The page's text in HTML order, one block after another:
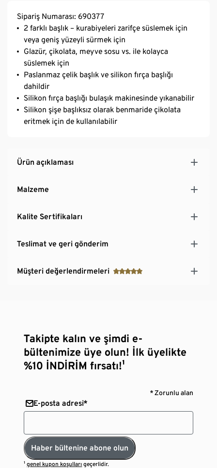
Sipariş Numarası: 690377
2 farklı başlık – kurabiyeleri zarifçe süslemek için
veya geniş yüzeyli sürmek için
Glazür, çikolata, meyve sosu vs. ile kolayca
süslemek için
Paslanmaz çelik başlık ve silikon fırça başlığı
dahildir
Silikon fırça başlığı bulaşık makinesinde yıkanabilir
Silikon şişe başlıksız olarak benmaride çikolata
eritmek için de kullanılabilir
Ürün açıklaması
Malzeme
Kalite Sertifikaları
Teslimat ve geri gönderim
Müşteri değerlendirmeleri
Takipte kalın ve şimdi e-
bültenimize üye olun! İlk üyelikte
%10 İNDİRİM fırsatı!¹
* Zorunlu alan
E-posta adresi*
Haber bültenine abone olun
¹genel kupon koşulları geçerlidir.